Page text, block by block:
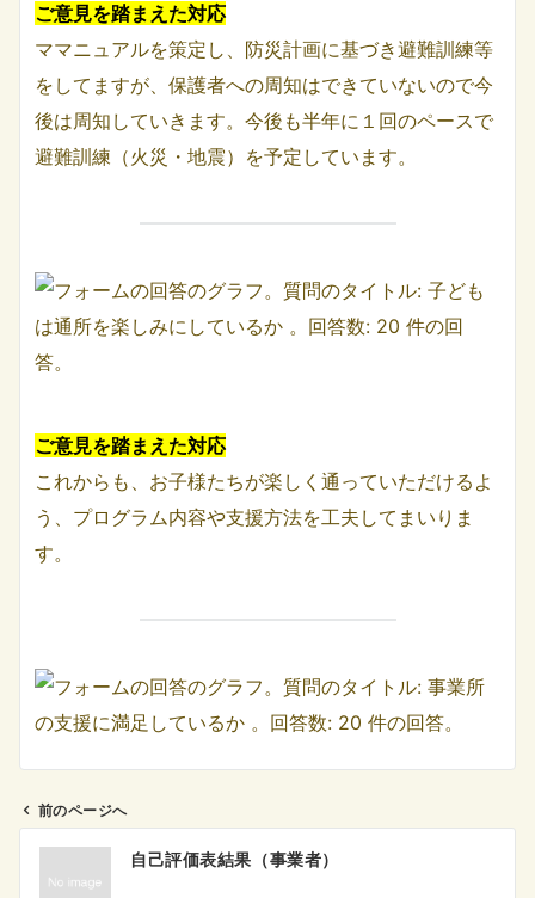
ご意見を踏まえた対応
ママニュアルを策定し、防災計画に基づき避難訓練等
をしてますが、保護者への周知はできていないので今
後は周知していきます。今後も半年に１回のペースで
避難訓練（火災・地震）を予定しています。
ご意見を踏まえた対応
これからも、お子様たちが楽しく通っていただけるよ
う、プログラム内容や支援方法を工夫してまいりま
す。
前のページへ
自己評価表結果（事業者）